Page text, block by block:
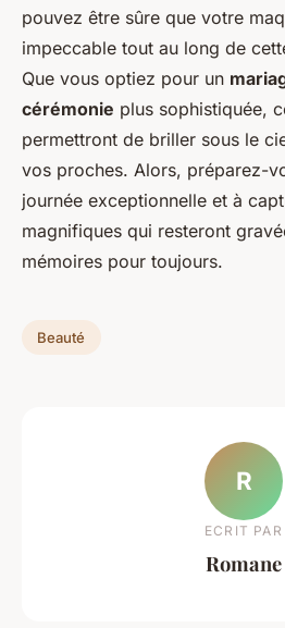
pouvez être sûre que votre
impeccable tout au long de
Que vous optiez pour un
cérémonie plus sophistiquée,
permettront de briller sous le
vos proches. Alors, préparez-
journée exceptionnelle et à
magnifiques qui resteront
mémoires pour toujours.
Beauté
R
ECRIT PAR
Romane